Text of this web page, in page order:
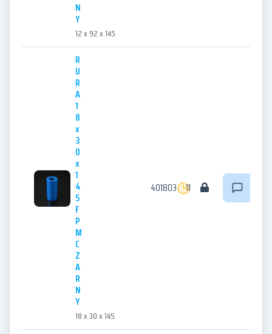
N
Y
12 x 92 x 145
R
U
R
A
1
8
x
3
0
x
1
4
5
F
P
M
C
Z
A
R
N
Y
18 x 30 x 145
401803 11